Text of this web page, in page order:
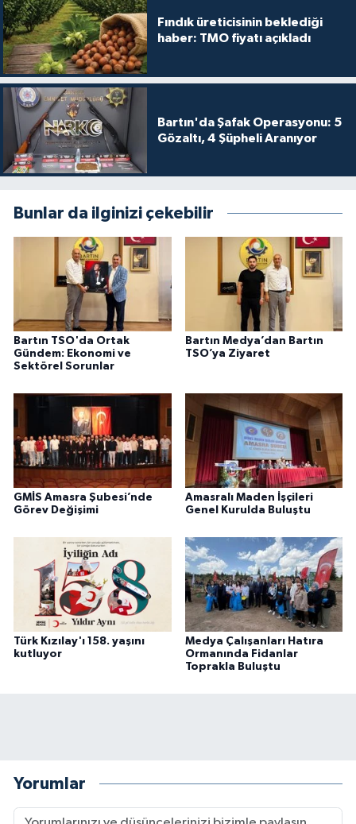
Fındık üreticisinin beklediği
haber: TMO fiyatı açıkladı
Bartın'da Şafak Operasyonu: 5
Gözaltı, 4 Şüpheli Aranıyor
Bunlar da ilginizi çekebilir
Bartın TSO'da Ortak
Gündem: Ekonomi ve
Sektörel Sorunlar
Bartın Medya’dan Bartın
TSO’ya Ziyaret
GMİS Amasra Şubesi’nde
Görev Değişimi
Amasralı Maden İşçileri
Genel Kurulda Buluştu
Türk Kızılay'ı 158. yaşını
kutluyor
Medya Çalışanları Hatıra
Ormanında Fidanlar
Toprakla Buluştu
Yorumlar